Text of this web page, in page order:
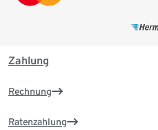
Zahlung
Rechnung
Ratenzahlung